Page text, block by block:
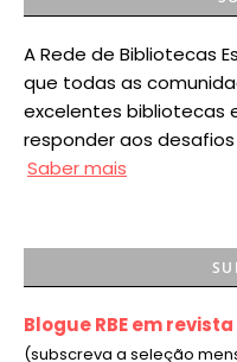
A Rede de Bibliotecas
que todas as
excelentes bibliotecas
responder aos
Saber mais
Blogue RBE em revista
(subscreva a seleção